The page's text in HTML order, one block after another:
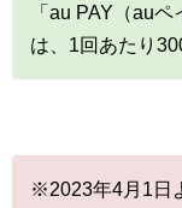
「au PAY（au
は、1回あたり
※2023年4月1日